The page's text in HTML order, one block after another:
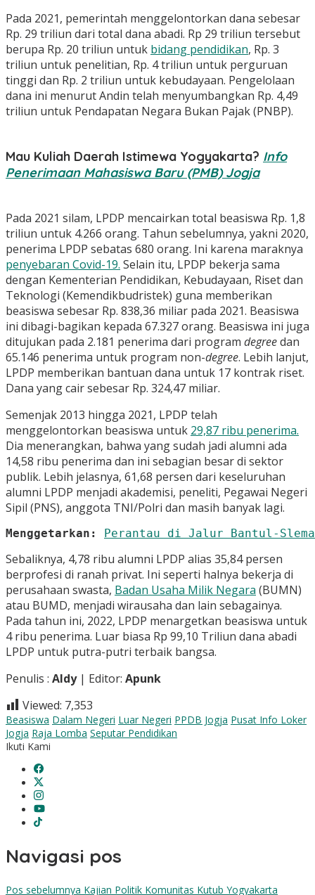
Pada 2021, pemerintah menggelontorkan dana sebesar
Rp. 29 triliun dari total dana abadi. Rp 29 triliun tersebut
berupa Rp. 20 triliun untuk bidang pendidikan, Rp. 3
triliun untuk penelitian, Rp. 4 triliun untuk perguruan
tinggi dan Rp. 2 triliun untuk kebudayaan. Pengelolaan
dana ini menurut Andin telah menyumbangkan Rp. 4,49
triliun untuk Pendapatan Negara Bukan Pajak (PNBP).
Mau Kuliah Daerah Istimewa Yogyakarta? Info
Penerimaan Mahasiswa Baru (PMB) Jogja
Pada 2021 silam, LPDP mencairkan total beasiswa Rp. 1,8
triliun untuk 4.266 orang. Tahun sebelumnya, yakni 2020,
penerima LPDP sebatas 680 orang. Ini karena maraknya
penyebaran Covid-19. Selain itu, LPDP bekerja sama
dengan Kementerian Pendidikan, Kebudayaan, Riset dan
Teknologi (Kemendikbudristek) guna memberikan
beasiswa sebesar Rp. 838,36 miliar pada 2021. Beasiswa
ini dibagi-bagikan kepada 67.327 orang. Beasiswa ini juga
ditujukan pada 2.181 penerima dari program degreedan
65.146 penerima untuk program non-degree. Lebih lanjut,
LPDP memberikan bantuan dana untuk 17 kontrak riset.
Dana yang cair sebesar Rp. 324,47 miliar.
Semenjak 2013 hingga 2021, LPDP telah
menggelontorkan beasiswa untuk 29,87 ribu penerima.
Dia menerangkan, bahwa yang sudah jadi alumni ada
14,58 ribu penerima dan ini sebagian besar di sektor
publik. Lebih jelasnya, 61,68 persen dari keseluruhan
alumni LPDP menjadi akademisi, peneliti, Pegawai Negeri
Sipil (PNS), anggota TNI/Polri dan masih banyak lagi.
Menggetarkan: Perantau di Jalur Bantul-
Sebaliknya, 4,78 ribu alumni LPDP alias 35,84 persen
berprofesi di ranah privat. Ini seperti halnya bekerja di
perusahaan swasta, Badan Usaha Milik Negara (BUMN)
atau BUMD, menjadi wirausaha dan lain sebagainya.
Pada tahun ini, 2022, LPDP menargetkan beasiswa untuk
4 ribu penerima. Luar biasa Rp 99,10 Triliun dana abadi
LPDP untuk putra-putri terbaik bangsa.
Penulis : Aldy| Editor: Apunk
Viewed: 7,353
Beasiswa Dalam Negeri Luar Negeri PPDB Jogja Pusat Info Loker
Jogja Raja Lomba Seputar Pendidikan
Ikuti Kami
Navigasi pos
Pos sebelumnya Kajian Politik Komunitas Kutub Yogyakarta